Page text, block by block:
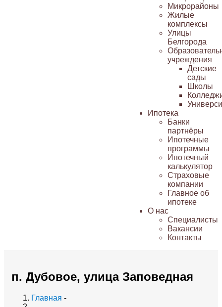
Микрорайоны
Жилые
комплексы
Улицы
Белгорода
учреждения
Детские
сады
Школы
Ипотека
Банки
партнёры
Ипотечные
программы
Ипотечный
калькулятор
Страховые
компании
Главное об
ипотеке
О нас
Специалисты
Вакансии
Контакты
п. Дубовое, улица Заповедная
Главная -